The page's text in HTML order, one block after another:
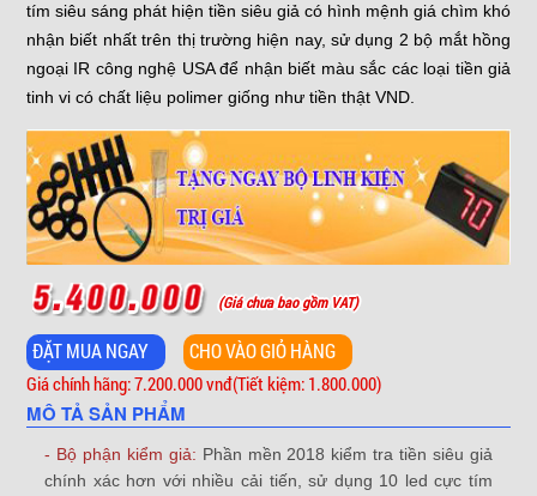
tím siêu sáng phát hiện tiền siêu giả có hình mệnh giá chìm khó
nhận biết nhất trên thị trường hiện nay, sử dụng 2 bộ mắt hồng
ngoại IR công nghệ USA để nhận biết màu sắc các loại tiền giả
tinh vi có chất liệu polimer giống như tiền thật VND.
(Giá chưa bao gồm VAT)
Giá chính hãng: 7.200.000 vnđ(Tiết kiệm: 1.800.000)
MÔ TẢ SẢN PHẨM
- Bộ phận kiểm giả: Phần mền 2018 kiểm tra tiền siêu giả
chính xác hơn với nhiều cải tiến, sử dụng 10 led cực tím